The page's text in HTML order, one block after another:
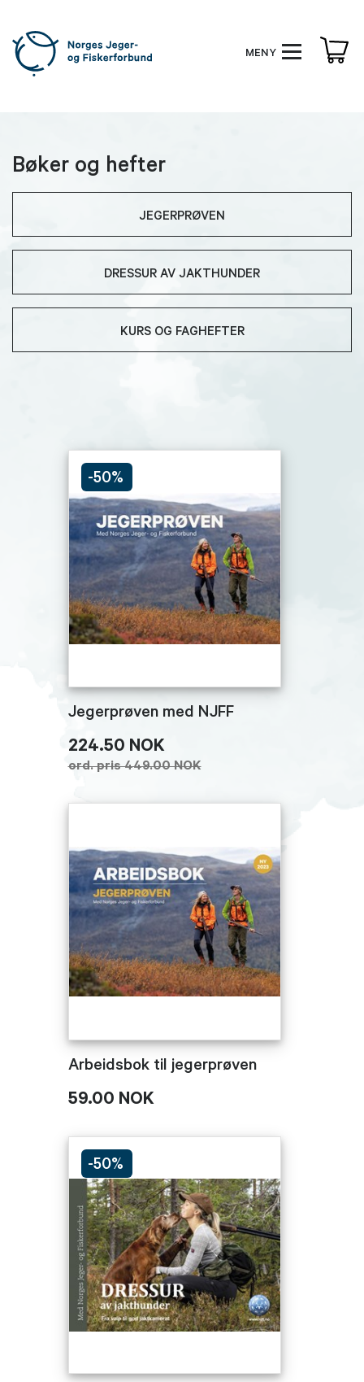
MENY
Bøker og hefter
JEGERPRØVEN
DRESSUR AV JAKTHUNDER
KURS OG FAGHEFTER
-50%
Jegerprøven med NJFF
224.50 NOK
ord. pris 449.00 NOK
Arbeidsbok til jegerprøven
59.00 NOK
-50%